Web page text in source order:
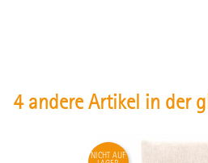
4 andere Artikel in der
NICHT AUF